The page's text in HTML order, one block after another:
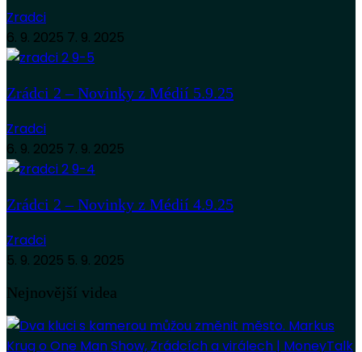
Zradci
6. 9. 2025 7. 9. 2025
Zrádci 2 – Novinky z Médií 5.9.25
Zradci
6. 9. 2025 7. 9. 2025
Zrádci 2 – Novinky z Médií 4.9.25
Zradci
5. 9. 2025 5. 9. 2025
Nejnovější videa